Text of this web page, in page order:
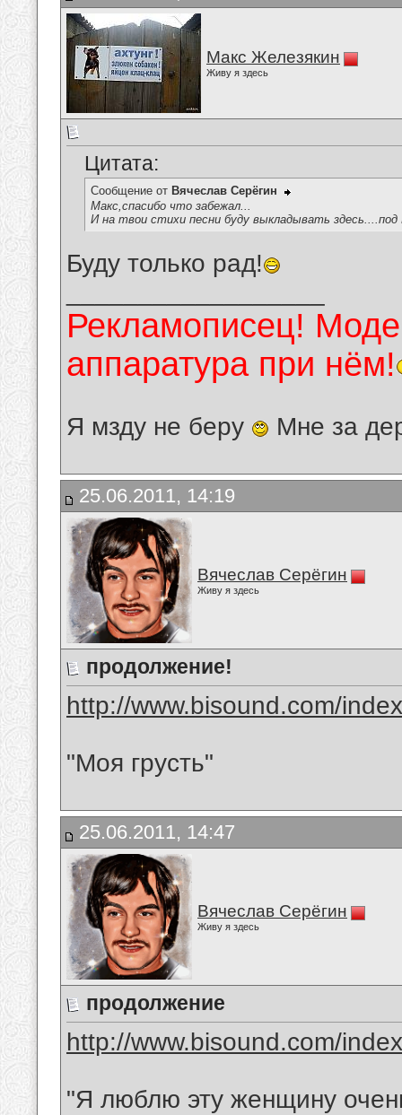
Макс Железякин
Живу я здесь
Цитата:
Сообщение от Вячеслав Серёгин
Макс,спасибо что забежал...
И на твои стихи песни буду выкладывать
Буду только рад!
Рекламописец!
аппаратура при нём!
Я мзду не беру Мне за
25.06.2011, 14:19
Вячеслав Серёгин
Живу я здесь
продолжение!
http://www.bisound.com/
"Моя грусть"
25.06.2011, 14:47
Вячеслав Серёгин
Живу я здесь
продолжение
http://www.bisound.com/
"Я люблю эту женщину